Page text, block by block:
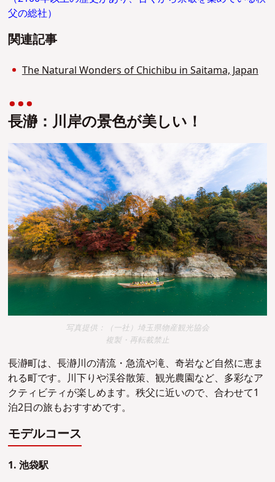
父の総社）
関連記事
The Natural Wonders of Chichibu in Saitama, Japan
長瀞：川岸の景色が美しい！
写真提供：（一社）埼玉県物産観光協会
複製・再転載禁止
長瀞町は、長瀞川の清流・急流や滝、奇岩など自然に恵ま
れる町です。川下りや渓谷散策、観光農園など、多彩なア
クティビティが楽しめます。秩父に近いので、合わせて1
泊2日の旅もおすすめです。
モデルコース
1. 池袋駅